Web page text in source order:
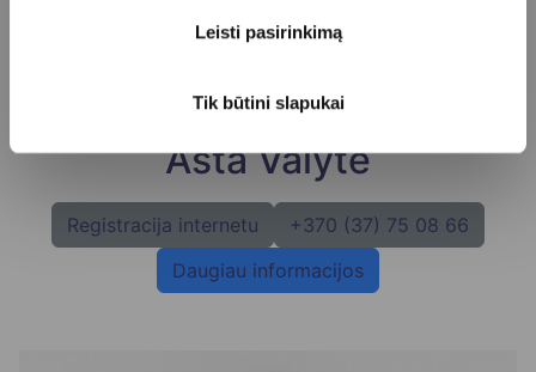
Leisti pasirinkimą
Tik būtini slapukai
Asta Valytė
Registracija internetu
+370 (37) 75 08 66
Daugiau informacijos